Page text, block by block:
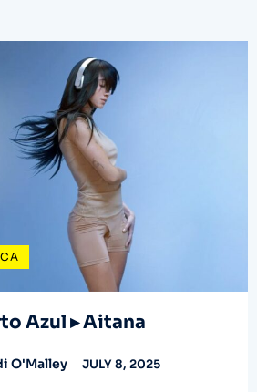
Azul ▸ Aitana
O'Malley JULY 8, 2025